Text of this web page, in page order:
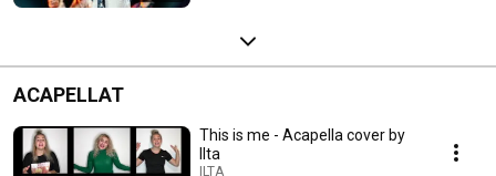
ACAPELLAT
This is me - Acapella cover by
Ilta
ILTA